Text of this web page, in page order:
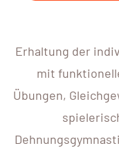
Erhaltung der
mit
Übungen,